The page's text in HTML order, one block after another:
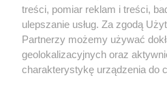
X Facebook
treści, pomiar reklam i treści,
ulepszanie usług. Za zgodą
Partnerzy możemy używać
geolokalizacyjnych oraz
charakterystykę urządzenia do